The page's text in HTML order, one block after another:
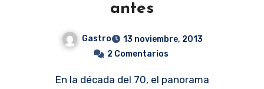
antes
Gastro
13 noviembre, 2013
2 Comentarios
En la década del 70, el panorama